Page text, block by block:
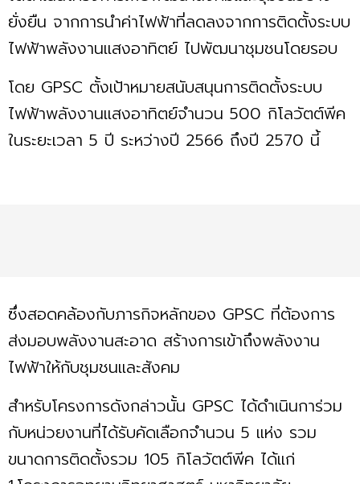
ยั่งยืน จากการนำค่าไฟฟ้าที่ลดลงจากการติดตั้งระบบ
ไฟฟ้าพลังงานแสงอาทิตย์ ไปพัฒนาชุมชนโดยรอบ
โดย GPSC ตั้งเป้าหมายสนับสนุนการติดตั้งระบบ
ไฟฟ้าพลังงานแสงอาทิตย์จำนวน 500 กิโลวัตต์พีค
ในระยะเวลา 5 ปี ระหว่างปี 2566 ถึงปี 2570 นี้
ซึ่งสอดคล้องกับภารกิจหลักของ GPSC ที่ต้องการ
ส่งมอบพลังงานสะอาด สร้างการเข้าถึงพลังงาน
ไฟฟ้าให้กับชุมชนและสังคม
สำหรับโครงการดังกล่าวนั้น GPSC ได้ดำเนินการ่วม
กับหน่วยงานที่ได้รับคัดเลือกจำนวน 5 แห่ง รวม
ขนาดการติดตั้งรวม 105 กิโลวัตต์พีค ได้แก่